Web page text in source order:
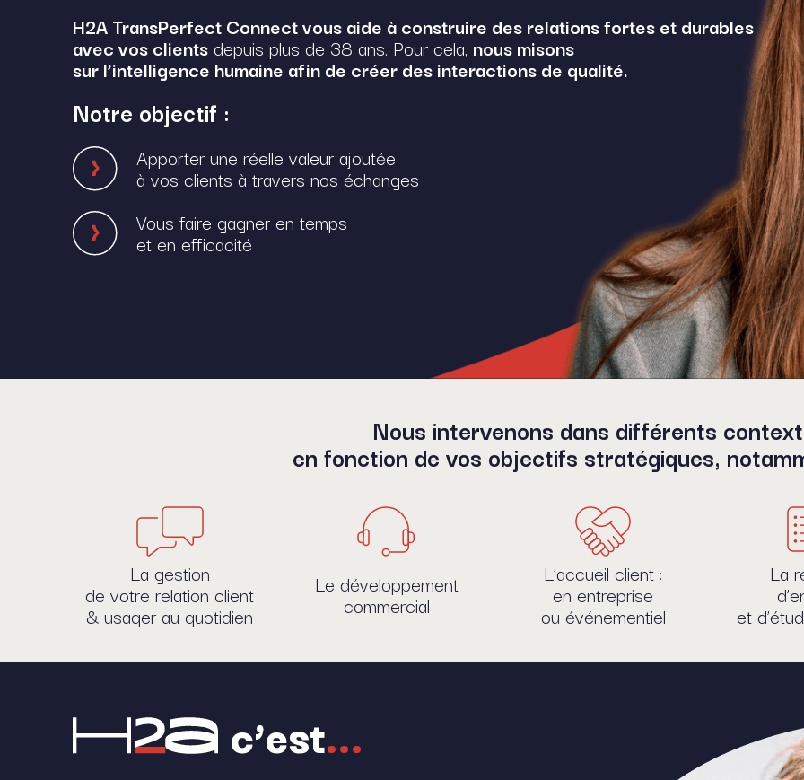
H2A TransPerfect Connect vous aide à construire des relations fortes et durables
avec vos clients depuis plus de 38 ans. Pour cela, nous misons
sur l’intelligence humaine afin de créer des interactions de qualité.
Notre objectif :
Apporter une réelle valeur ajoutée
à vos clients à travers nos échanges
Vous faire gagner en temps
et en efficacité
Nous intervenons dans différents
en fonction de vos objectifs stratégiques,
La gestion
de votre relation client
& usager au quotidien
Le développement
commercial
L’accueil client :
en entreprise
ou événementiel
La
et
c’est...